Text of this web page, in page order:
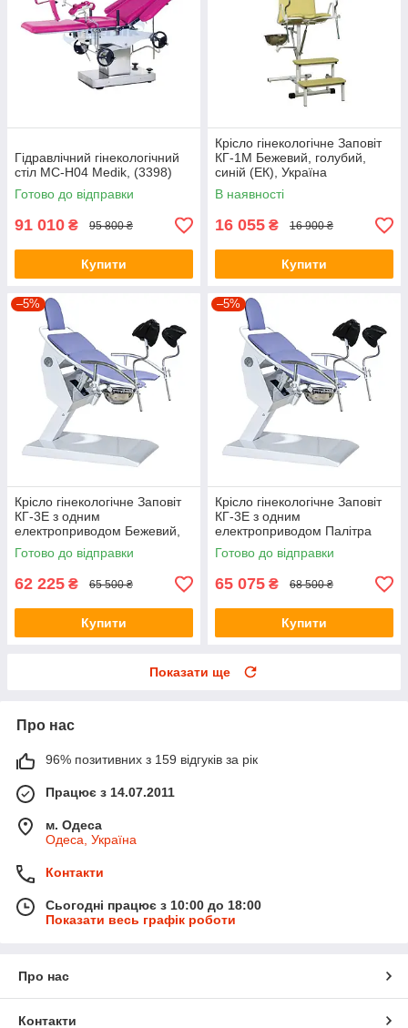
Гідравлічний гінекологічний
стіл MC-H04 Medik, (3398)
Готово до відправки
91 010 ₴ 95 800 ₴
Купити
Крісло гінекологічне Заповіт
КГ-1М Бежевий, голубий,
синій (ЕК), Україна
В наявності
16 055 ₴ 16 900 ₴
Купити
–5%
Крісло гінекологічне Заповіт
КГ-3Е з одним
електроприводом Бежевий,
голубий, синій (ЕК), Україна
Готово до відправки
62 225 ₴ 65 500 ₴
Купити
–5%
Крісло гінекологічне Заповіт
КГ-3Е з одним
електроприводом Палітра
кольорів SKADEN, Україна
Готово до відправки
65 075 ₴ 68 500 ₴
Купити
Показати ще
Про нас
96% позитивних з 159 відгуків за рік
Працює з 14.07.2011
м. Одеса
Одеса, Україна
Контакти
Сьогодні працює з 10:00 до 18:00
Показати весь графік роботи
Про нас
Контакти